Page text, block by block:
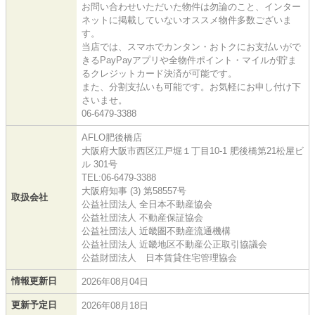
お問い合わせいただいた物件は勿論のこと、インター
ネットに掲載していないオススメ物件多数ございま
す。
当店では、スマホでカンタン・おトクにお支払いがで
きるPayPayアプリや全物件ポイント・マイルが貯ま
るクレジットカード決済が可能です。
また、分割支払いも可能です。お気軽にお申し付け下
さいませ。
06-6479-3388
取扱会社
AFLO肥後橋店
大阪府大阪市西区江戸堀１丁目10-1 肥後橋第21松屋ビ
ル 301号
TEL:06-6479-3388
大阪府知事 (3) 第58557号
公益社団法人 全日本不動産協会
公益社団法人 不動産保証協会
公益社団法人 近畿圏不動産流通機構
公益社団法人 近畿地区不動産公正取引協議会
公益財団法人 日本賃貸住宅管理協会
情報更新日 2026年08月04日
更新予定日 2026年08月18日